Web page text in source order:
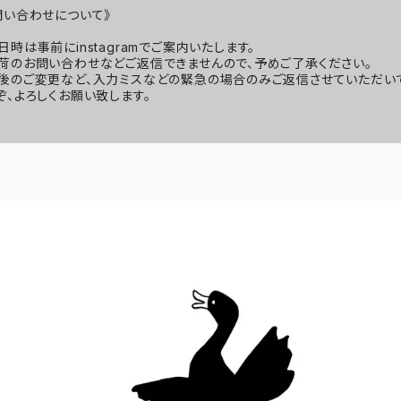
い合わせについて》
時は事前にinstagramでご案内いたします。
のお問い合わせなどご返信できませんので、予めご了承ください。
のご変更など、入力ミスなどの緊急の場合のみご返信させていただい
、よろしくお願い致します。